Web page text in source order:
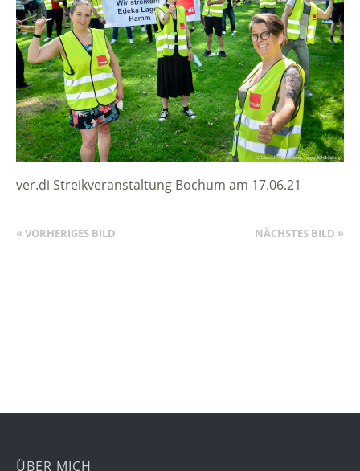
ver.di Streikveranstaltung Bochum am 17.06.21
« VORHERIGES BILD NÄCHSTES BILD »
ÜBER MICH